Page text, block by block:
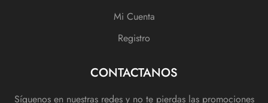
Mi Cuenta
Registro
CONTACTANOS
Síguenos en nuestras redes y no te pierdas las promociones